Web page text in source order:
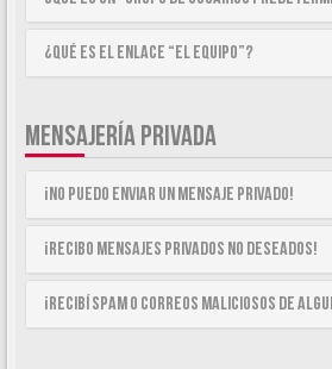
¿Qué es el enlace “El equipo”?
MENSAJERÍA PRIVADA
¡No puedo enviar un mensaje privado!
¡Recibo mensajes privados no deseados!
¡Recibí spam o correos maliciosos de